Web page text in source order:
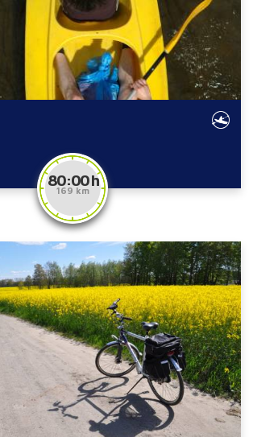
80:00 h
169 km